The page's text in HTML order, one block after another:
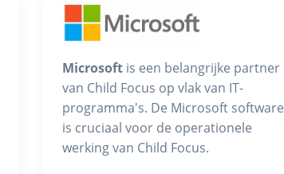
Microsoftis een belangrijke partner
van Child Focus op vlak van IT-
programma's. De Microsoft software
is cruciaal voor de operationele
werking van Child Focus.